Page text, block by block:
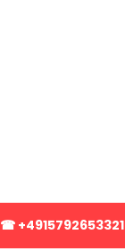
☎ +4915792653321